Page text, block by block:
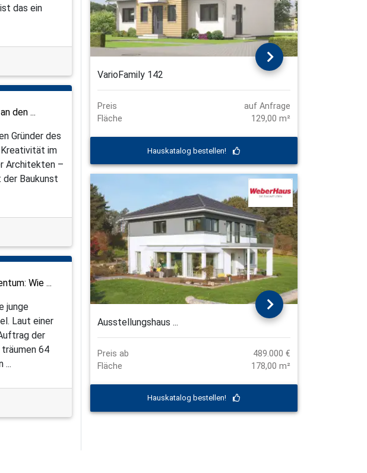
das ein
den ...
Gründer des
Kreativität im
Architekten –
der Baukunst
Wie ...
junge
Laut einer
der
64
...
VarioFamily 142
Preis
auf Anfrage
Fläche
129,00 m²
Hauskatalog bestellen!
Ausstellungshaus ...
Preis ab
489.000 €
Fläche
178,00 m²
Hauskatalog bestellen!